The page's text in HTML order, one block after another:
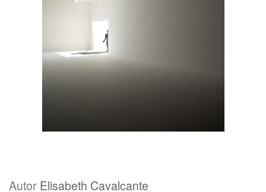
Autor Elisabeth Cavalcante